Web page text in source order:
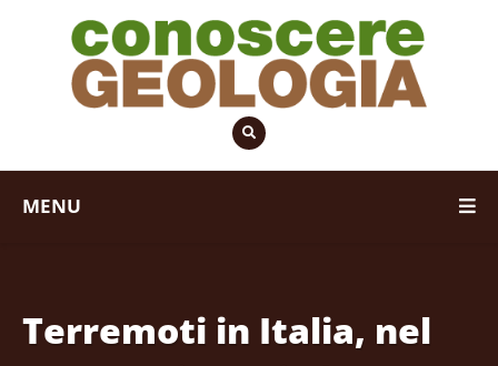
MENU
Terremoti in Italia, nel